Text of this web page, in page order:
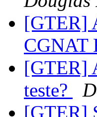
[GTER]
CGNAT
[GTER]
teste?
[GTER]